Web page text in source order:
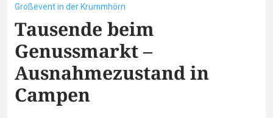
Großevent in der Krummhörn
Tausende beim
Genussmarkt –
Ausnahmezustand in
Campen